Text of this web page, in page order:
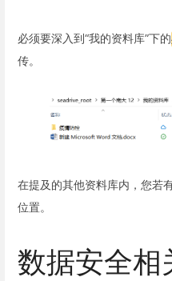
必须要深入到“我的资料库”下的
传。
在提及的其他资料库内，您若
位置。
数据安全相